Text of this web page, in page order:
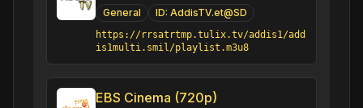
General ID: AddisTV.et@SD
https://rrsatrtmp.tulix.tv/addis1/add
is1multi.smil/playlist.m3u8
EBS Cinema (720p)